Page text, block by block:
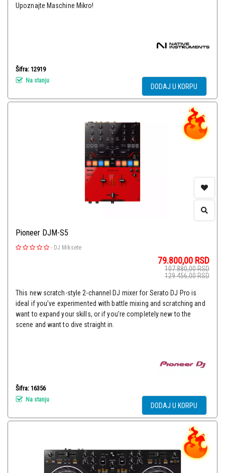
Upoznajte Maschine Mikro!
Šifra: 12919
Na stanju
DODAJ U KORPU
Pioneer DJM-S5
- DJ Miksete
79.800,00 RSD
107.880,00RSD
129.456,00RSD
This new scratch-style 2-channel DJ mixer for Serato DJ Pro is
ideal if you’ve experimented with battle mixing and scratching and
want to expand your skills, or if you’re completely new to the
scene and want to dive straight in.
Šifra: 16356
Na stanju
DODAJ U KORPU